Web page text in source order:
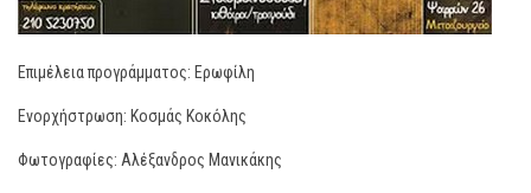
Επιμέλεια προγράμματος: Ερωφίλη
Ενορχήστρωση: Κοσμάς Κοκόλης
Φωτογραφίες: Αλέξανδρος Μανικάκης